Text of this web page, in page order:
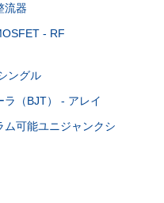
流器
- RF
ングル
ラ（BJT） - アレイ
ム可能ユニジャンクシ